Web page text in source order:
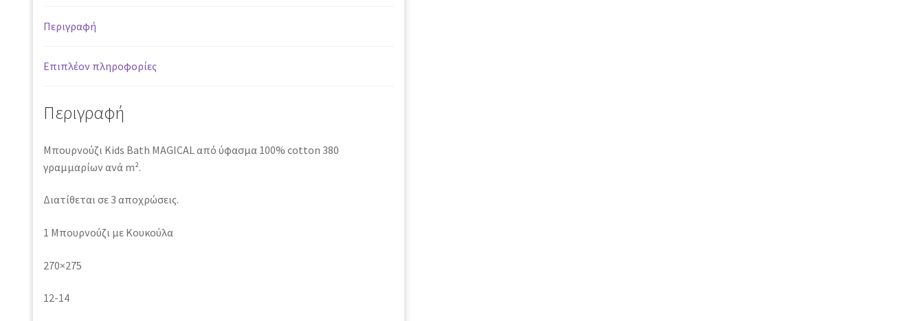
Περιγραφή
Επιπλέον πληροφορίες
Περιγραφή
Μπουρνούζι Kids Bath MAGICAL από ύφασμα 100% cotton 380
γραμμαρίων ανά m².
Διατίθεται σε 3 αποχρώσεις.
1 Μπουρνούζι με Κουκούλα
270×275
12-14